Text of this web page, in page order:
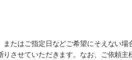
たはご指定日などご希望にそえない場
させていただきます。なお、ご依頼主